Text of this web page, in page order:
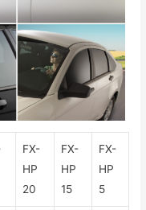
FX-
HP
20
FX-
HP
15
FX-
HP
5